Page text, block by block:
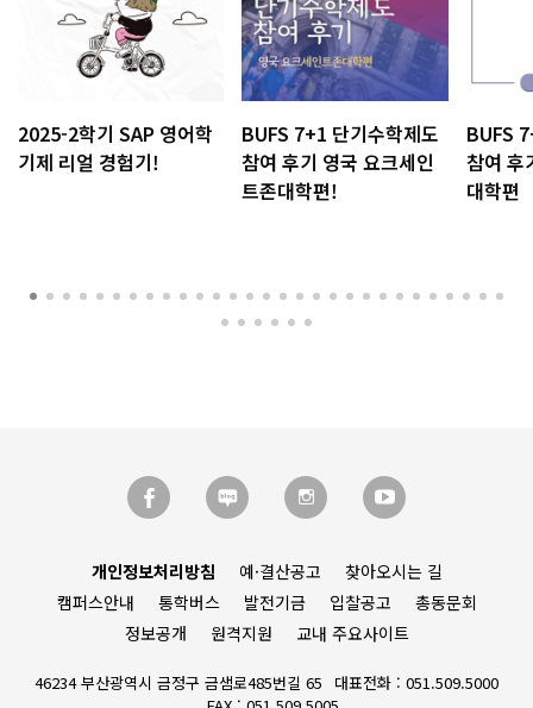
2025-2학기 SAP 영어학
기제 리얼 경험기!
BUFS 7+1 단기수학제도
참여 후기 영국 요크세인
트존대학편!
BUFS
참여 후
대학편
개인정보처리방침 예·결산공고
찾아오시는 길
캠퍼스안내
통학버스 발전기금 입찰공고
총동문회
정보공개
원격지원 교내 주요사이트
46234 부산광역시 금정구 금샘로485번길 65
대표전화 : 051.509.5000